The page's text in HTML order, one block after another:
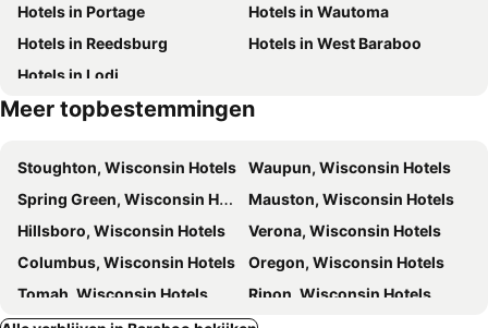
Hotels in Portage
Hotels in Wautoma
Hotels in Reedsburg
Hotels in West Baraboo
Hotels in Lodi
Meer topbestemmingen
Stoughton, Wisconsin Hotels
Waupun, Wisconsin Hotels
Spring Green, Wisconsin Hotels
Mauston, Wisconsin Hotels
Hillsboro, Wisconsin Hotels
Verona, Wisconsin Hotels
Columbus, Wisconsin Hotels
Oregon, Wisconsin Hotels
Tomah, Wisconsin Hotels
Ripon, Wisconsin Hotels